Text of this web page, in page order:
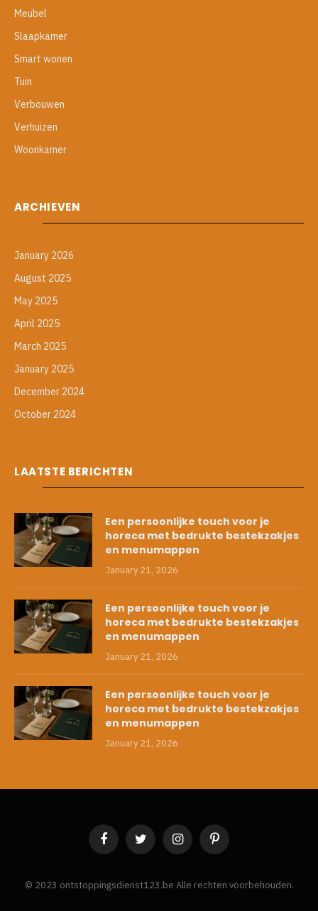
Meubel
Slaapkamer
Smart wonen
Tuin
Verbouwen
Verhuizen
Woonkamer
ARCHIEVEN
January 2026
August 2025
May 2025
April 2025
March 2025
January 2025
December 2024
October 2024
LAATSTE BERICHTEN
Een persoonlijke touch voor je
horeca met bedrukte bestekzakjes
en menumappen
January 21, 2026
Een persoonlijke touch voor je
horeca met bedrukte bestekzakjes
en menumappen
January 21, 2026
Een persoonlijke touch voor je
horeca met bedrukte bestekzakjes
en menumappen
January 21, 2026
FacebookTwitter InstagramPinterest
© 2023 ontstoppingsdienst123.be Alle rechten voorbehouden.